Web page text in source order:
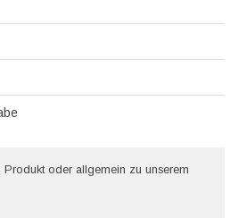
Produkt oder allgemein zu unserem